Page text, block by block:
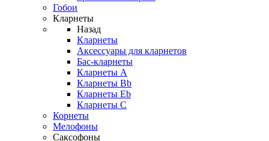
Гобои
Кларнеты
Назад
Кларнеты
Аксессуары для кларнетов
Бас-кларнеты
Кларнеты A
Кларнеты Bb
Кларнеты Eb
Кларнеты С
Корнеты
Мелофоны
Саксофоны